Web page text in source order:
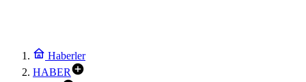
Haberler
HABER